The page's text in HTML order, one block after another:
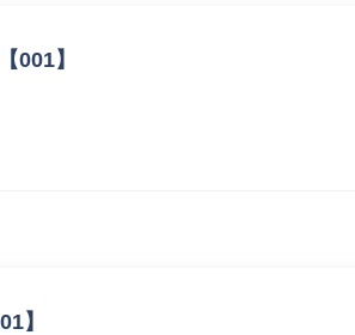
001】
】